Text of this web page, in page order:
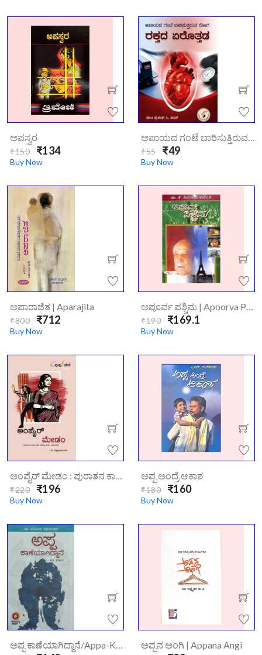
ಅಪಸ್ವರ
₹150 ₹134
Buy Now
ಅಪಾಯದ ಗಂಟೆ ಬಾರಿಸುತ್ತಿರುವ ರೋಗ ರಕ್ತದ ಏರೊತ್ತಡ|Apayada Gante Barisuttiruva ROga Raktada Erottada
₹55₹49
Buy Now
ಅಪಾರಾಜಿತ | Aparajita
₹800 ₹712
Buy Now
ಅಪೂರ್ವ ಪಶ್ಚಿಮ | Apoorva Paschima
₹190 ₹169.1
Buy Now
ಅಂಪೈರ್ ಮೇಡಂ : ಪುರಾತನ ಕಾಲದ ಹೆಂಗಸರನ್ನು ಕುರಿತು ಕಾದಂಬರಿ | Umpire Madam
₹220 ₹196
Buy Now
ಅಪ್ಪ ಅಂದ್ರೆ ಆಕಾಶ
₹180 ₹160
Buy Now
ಅಪ್ಪ ಕಾಣೆಯಾಗಿದ್ದಾನೆ/appa-Kaaneyagiddane/ ಅಪ್ಪನ ಅಂಗಿ | Appana Angi